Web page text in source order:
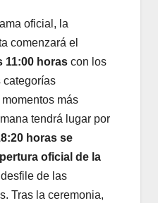
oficial, la
comenzará el
11:00 horas con los
categorías
más
tendrá lugar por
horas se
oficial de la
de las
Tras la ceremonia,